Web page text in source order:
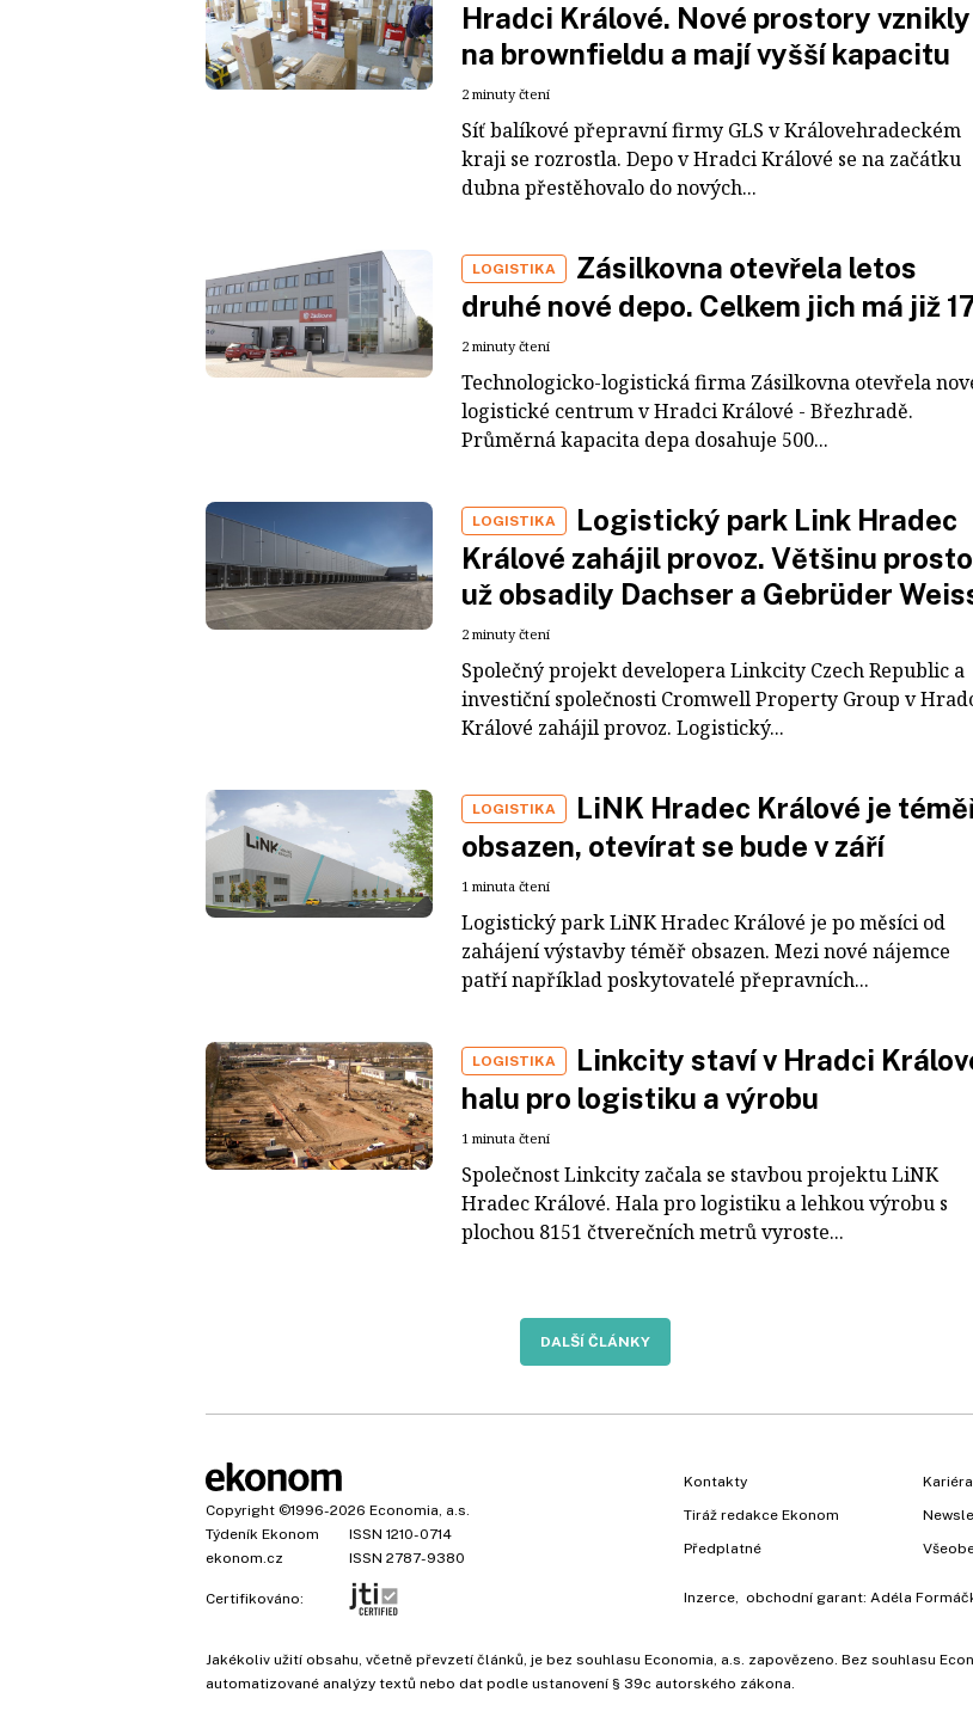
Hradci Králové. Nové prostory vznikly
na brownfieldu a mají vyšší kapacitu
2 minuty čtení
Síť balíkové přepravní firmy GLS v Královehradeckém
kraji se rozrostla. Depo v Hradci Králové se na začátku
dubna přestěhovalo do nových...
LOGISTIKA
Zásilkovna otevřela letos
druhé nové depo. Celkem jich má již
2 minuty čtení
Technologicko-logistická firma Zásilkovna otevřela
logistické centrum v Hradci Králové - Březhradě.
Průměrná kapacita depa dosahuje 500...
LOGISTIKA
Logistický park Link Hradec
Králové zahájil provoz. Většinu
už obsadily Dachser a Gebrüder
2 minuty čtení
Společný projekt developera Linkcity Czech Republic a
investiční společnosti Cromwell Property Group v
Králové zahájil provoz. Logistický...
LOGISTIKA
LiNK Hradec Králové je
obsazen, otevírat se bude v září
1 minuta čtení
Logistický park LiNK Hradec Králové je po měsíci od
zahájení výstavby téměř obsazen. Mezi nové nájemce
patří například poskytovatelé přepravních...
LOGISTIKA
Linkcity staví v Hradci
halu pro logistiku a výrobu
1 minuta čtení
Společnost Linkcity začala se stavbou projektu LiNK
Hradec Králové. Hala pro logistiku a lehkou výrobu s
plochou 8151 čtverečních metrů vyroste...
DALŠÍ ČLÁNKY
Copyright ©1996-2026 Economia, a.s.
Týdeník Ekonom
ISSN 1210-0714
ekonom.cz
ISSN 2787-9380
Certifikováno:
Kontakty
Tiráž redakce Ekonom
Předplatné
Kariéra
Inzerce , obchodní garant: Adéla
Jakékoliv užití obsahu, včetně převzetí článků, je bez souhlasu Economia, a.s. zapovězeno. Bez souhlasu
automatizované analýzy textů nebo dat podle ustanovení § 39c autorského zákona.